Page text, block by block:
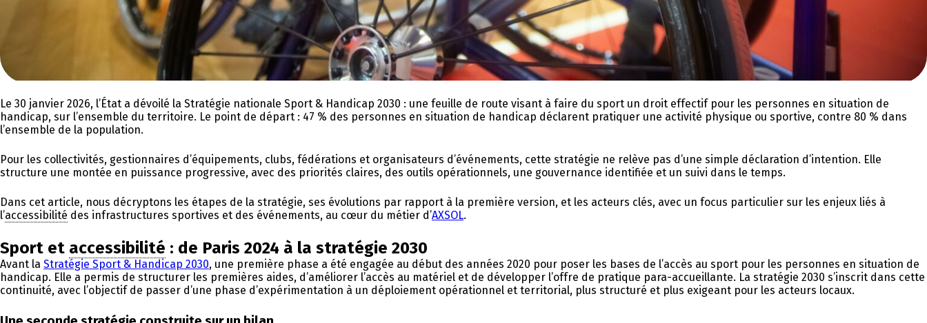
Le 30 janvier 2026, l’État a dévoilé la Stratégie nationale Sport & Handicap 2030 : une feuille de route visant à faire du sport un droit effectif pour les personnes en situation de
handicap, sur l’ensemble du territoire. Le point de départ : 47 % des personnes en situation de handicap déclarent pratiquer une activité physique ou sportive, contre 80 % dans
l’ensemble de la population.
Pour les collectivités, gestionnaires d’équipements, clubs, fédérations et organisateurs d’événements, cette stratégie ne relève pas d’une simple déclaration d’intention. Elle
structure une montée en puissance progressive, avec des priorités claires, des outils opérationnels, une gouvernance identifiée et un suivi dans le temps.
Dans cet article, nous décryptons les étapes de la stratégie, ses évolutions par rapport à la première version, et les acteurs clés, avec un focus particulier sur les enjeux liés à
l’accessibilité des infrastructures sportives et des événements, au cœur du métier d’AXSOL.
Sport et accessibilité : de Paris 2024 à la stratégie 2030
Avant la Stratégie Sport & Handicap 2030, une première phase a été engagée au début des années 2020 pour poser les bases de l’accès au sport pour les personnes en situation de
handicap. Elle a permis de structurer les premières aides, d’améliorer l’accès au matériel et de développer l’offre de pratique para-accueillante. La stratégie 2030 s’inscrit dans cette
continuité, avec l’objectif de passer d’une phase d’expérimentation à un déploiement opérationnel et territorial, plus structuré et plus exigeant pour les acteurs locaux.